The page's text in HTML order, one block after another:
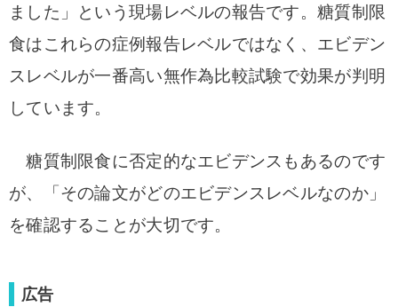
ました」という現場レベルの報告です。糖質制限
食はこれらの症例報告レベルではなく、エビデン
スレベルが一番高い無作為比較試験で効果が判明
しています。
糖質制限食に否定的なエビデンスもあるのです
が、「その論文がどのエビデンスレベルなのか」
を確認することが大切です。
広告